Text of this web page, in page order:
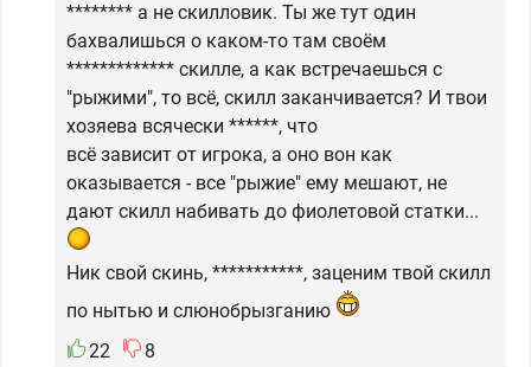
******** а не скилловик. Ты же тут один
бахвалишься о каком-то там своём
************* скилле, а как встречаешься с
"рыжими", то всё, скилл заканчивается? И твои
хозяева всячески ******, что
всё зависит от игрока, а оно вон как
оказывается - все "рыжие" ему мешают, не
дают скилл набивать до фиолетовой статки...
Ник свой скинь, ***********, заценим твой скилл
по нытью и слюнобрызганию
22
8